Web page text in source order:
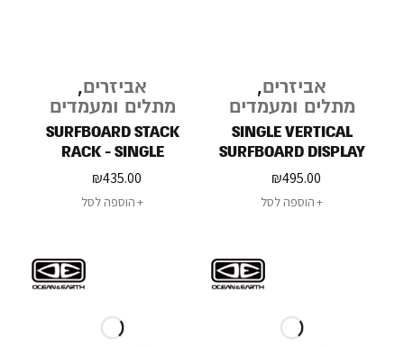
אביזרים,
מתלים ומעמדים
SINGLE VERTICAL
SURFBOARD DISPLAY
RACK
₪495.00
הוספה לסל
אביזרים,
מתלים ומעמדים
SURFBOARD STACK
RACK - SINGLE
₪435.00
הוספה לסל